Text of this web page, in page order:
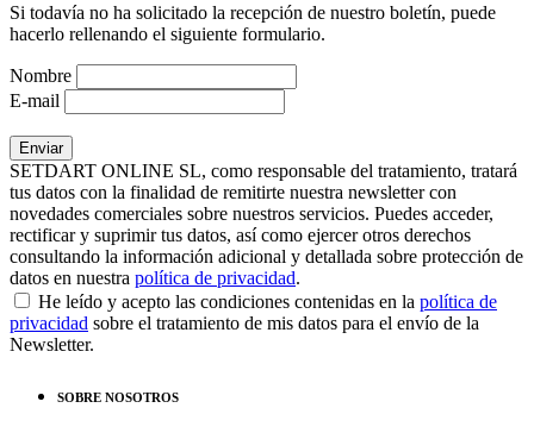
Si todavía no ha solicitado la recepción de nuestro boletín, puede
hacerlo rellenando el siguiente formulario.
Nombre
E-mail
SETDART ONLINE SL, como responsable del tratamiento, tratará
tus datos con la finalidad de remitirte nuestra newsletter con
novedades comerciales sobre nuestros servicios. Puedes acceder,
rectificar y suprimir tus datos, así como ejercer otros derechos
consultando la información adicional y detallada sobre protección de
datos en nuestra política de privacidad.
He leído y acepto las condiciones contenidas en la política de
privacidad sobre el tratamiento de mis datos para el envío de la
Newsletter.
SOBRE NOSOTROS